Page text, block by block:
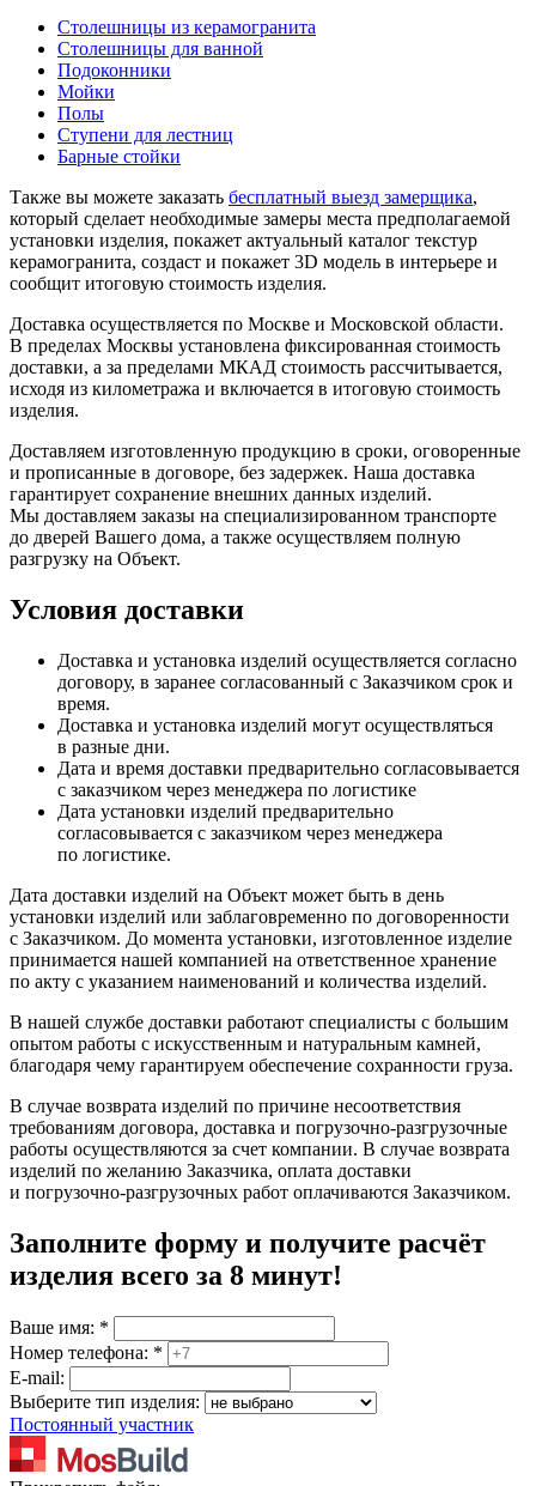
Столешницы из керамогранита
Столешницы для ванной
Подоконники
Мойки
Полы
Ступени для лестниц
Барные стойки
Также вы можете заказать бесплатный выезд замерщика,
который сделает необходимые замеры места предполагаемой
установки изделия, покажет актуальный каталог текстур
керамогранита, создаст и покажет 3D модель в интерьере и
сообщит итоговую стоимость изделия.
Доставка осуществляется по Москве и Московской области.
В пределах Москвы установлена фиксированная стоимость
доставки, а за пределами МКАД стоимость рассчитывается,
исходя из километража и включается в итоговую стоимость
изделия.
Доставляем изготовленную продукцию в сроки, оговоренные
и прописанные в договоре, без задержек. Наша доставка
гарантирует сохранение внешних данных изделий.
Мы доставляем заказы на специализированном транспорте
до дверей Вашего дома, а также осуществляем полную
разгрузку на Объект.
Условия доставки
Доставка и установка изделий осуществляется согласно
договору, в заранее согласованный с Заказчиком срок и
время.
Доставка и установка изделий могут осуществляться
в разные дни.
Дата и время доставки предварительно согласовывается
с заказчиком через менеджера по логистике
Дата установки изделий предварительно
согласовывается с заказчиком через менеджера
по логистике.
Дата доставки изделий на Объект может быть в день
установки изделий или заблаговременно по договоренности
с Заказчиком. До момента установки, изготовленное изделие
принимается нашей компанией на ответственное хранение
по акту с указанием наименований и количества изделий.
В нашей службе доставки работают специалисты с большим
опытом работы с искусственным и натуральным камней,
благодаря чему гарантируем обеспечение сохранности груза.
В случае возврата изделий по причине несоответствия
требованиям договора, доставка и погрузочно-разгрузочные
работы осуществляются за счет компании. В случае возврата
изделий по желанию Заказчика, оплата доставки
и погрузочно-разгрузочных работ оплачиваются Заказчиком.
Заполните форму и получите расчёт
изделия всего за 8 минут!
Ваше имя: *
Номер телефона: *
E-mail:
Выберите тип изделия:
Постоянный участник